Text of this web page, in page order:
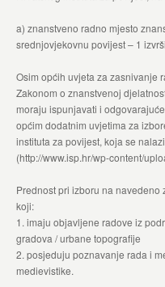
a) znanstveno radno mjesto
srednjovjekovnu povijest – 1
Osim općih uvjeta za zasnivanje
Zakonom o znanstvenoj
moraju ispunjavati i
općim dodatnim uvjetima za
instituta za povijest, koja se
(http://www.isp.hr/wp-content/
Prednost pri izboru na
koji:
1. imaju objavljene radove iz
gradova / urbane topografije
2. posjeduju poznavanje rada i
medievistike.